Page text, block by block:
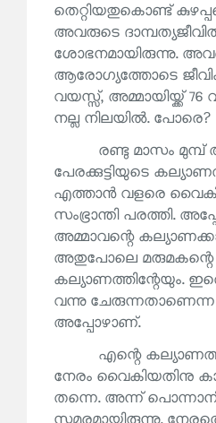
തെറ്റിയതുകൊണ്ട്
അവരുടെ
ശോഭനമായിരുന്നു.
ആരോഗ്യത്തോടെ
വയസ്സ്, അമ്മായിയ്ക്ക് 76
നല്ല നിലയിൽ. പോരെ?
രണ്ടു മാസം മുമ്പ്
പേരക്കുട്ടിയുടെ
എത്താൻ വളരെ
സംഭ്രാന്തി പരത്തി.
അമ്മാവന്റെ
അതുപോലെ
കല്യാണത്തിന്റേയും.
വന്നു
അപ്പോഴാണ്.
എന്റെ
നേരം വൈകിയതിനു
തന്നെ. അന്ന്